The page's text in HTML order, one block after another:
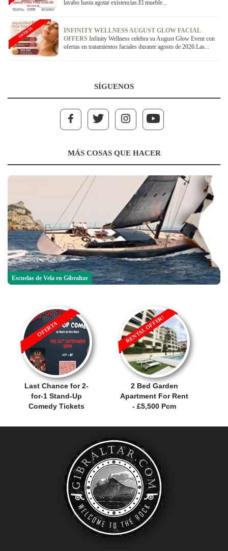
lavabo hasta agotar existencias.El mueble...
INFINITY WELLNESS AUGUST GLOW FACIAL
OFFERS Infinity Wellness celebra su August Glow Event con
ofertas en tratamientos faciales durante agosto de 2026.Las...
OFERTA
SÍGUENOS
MÁS COSAS QUE HACER
Escuelas de Vela en Gibraltar
Last Chance for 2-
for-1 Stand-Up
Comedy Tickets
OFERTA
2 Bed Garden
Apartment For Rent
- £5,500 Pcm
RENTAL OFFER!